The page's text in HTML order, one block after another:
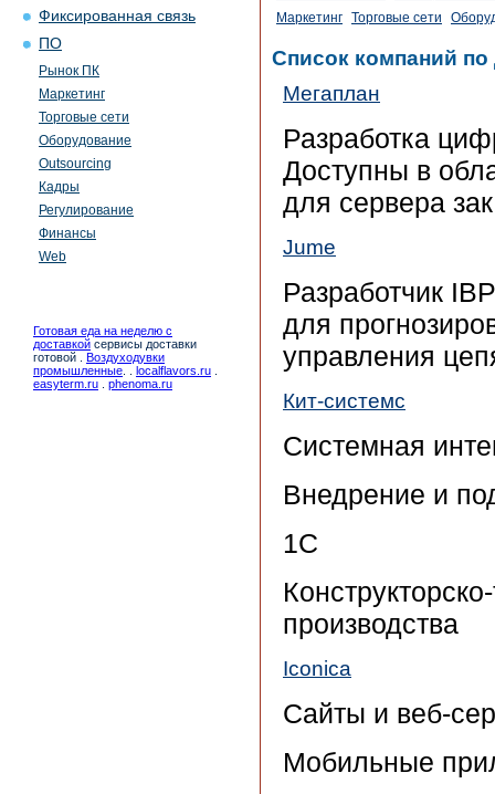
Фиксированная связь
ПО
Рынок ПК
Маркетинг
Торговые сети
Оборудование
Outsourcing
Кадры
Регулирование
Финансы
Web
Готовая еда на неделю с
доставкой сервисы доставки
готовой . Воздуходувки
промышленные
localflavors.ru
easyterm.ru
phenoma.ru
Маркетинг Торговые сети
Список компаний по
Мегаплан
Разработка
Доступны в
для сервера
Jume
Разработчик
для
управления
Кит-системс
Системная
Внедрение и
1С
производства
Iconica
Сайты и веб-
Мобильные